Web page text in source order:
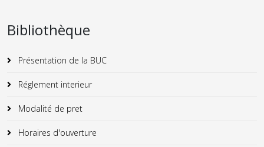
Bibliothèque
Présentation de la BUC
Réglement interieur
Modalité de pret
Horaires d'ouverture